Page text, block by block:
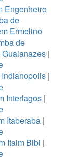
Engenheiro
de
Ermelino
de
|
|
Interlagos|
Itaberaba |
Itaim Bibi |